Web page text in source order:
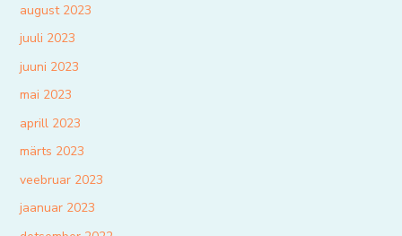
august 2023
juuli 2023
juuni 2023
mai 2023
aprill 2023
märts 2023
veebruar 2023
jaanuar 2023